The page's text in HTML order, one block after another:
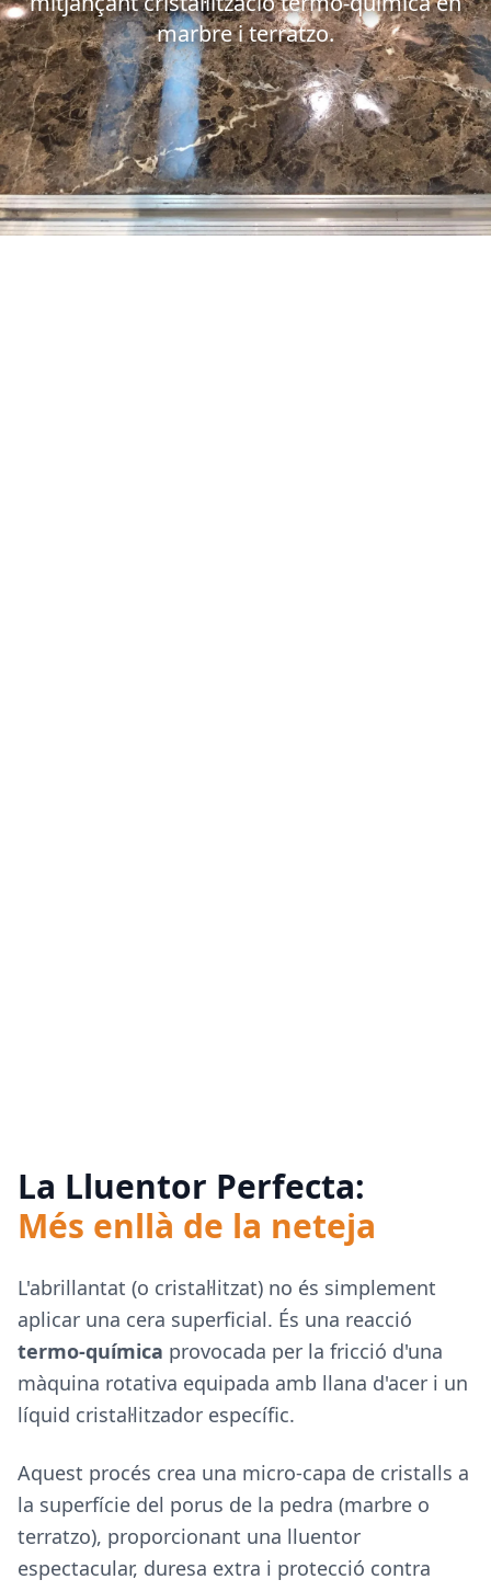
marbre i terratzo.
La Lluentor Perfecta:
Més enllà de la neteja
L'abrillantat (o cristal·litzat) no és simplement
aplicar una cera superficial. És una reacció
termo-química provocada per la fricció d'una
màquina rotativa equipada amb llana d'acer i un
líquid cristal·litzador específic.
Aquest procés crea una micro-capa de cristalls a
la superfície del porus de la pedra (marbre o
terratzo), proporcionant una lluentor
espectacular, duresa extra i protecció contra